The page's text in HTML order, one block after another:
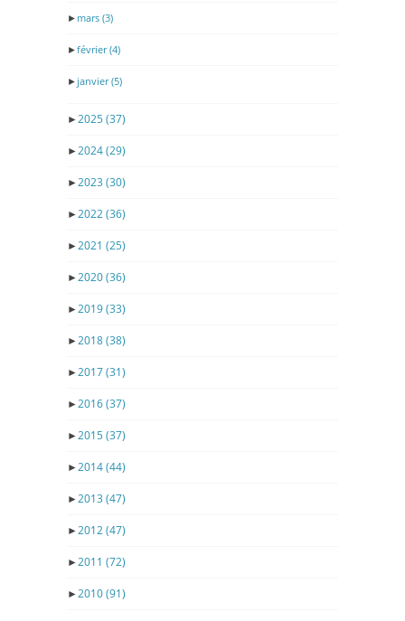
► mars (3)
►février(4)
► janvier(5)
►2025(37)
►2024(29)
►2023 (30)
►2022(36)
►2021 (25)
►2020(36)
►2019(33)
►2018(38)
►2017(31)
►2016(37)
►2015(37)
►2014(44)
►2013 (47)
►2012(47)
►2011 (72)
►2010(91)